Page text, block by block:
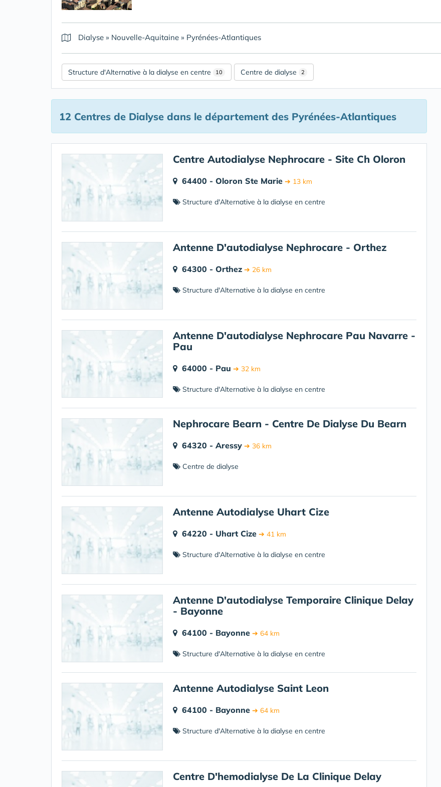
Dialyse » Nouvelle-Aquitaine » Pyrénées-Atlantiques
10
Structure d'Alternative à la dialyse en centre 2
Centre de dialyse
12 Centres de Dialyse dans le département des Pyrénées-Atlantiques
Centre Autodialyse Nephrocare - Site Ch Oloron
64400 - Oloron Ste Marie ➔ 13 km
Structure d'Alternative à la dialyse en centre
Antenne D'autodialyse Nephrocare - Orthez
64300 - Orthez ➔ 26 km
Structure d'Alternative à la dialyse en centre
Antenne D'autodialyse Nephrocare Pau Navarre -
Pau
64000 - Pau ➔ 32 km
Structure d'Alternative à la dialyse en centre
Nephrocare Bearn - Centre De Dialyse Du Bearn
64320 - Aressy ➔ 36 km
Centre de dialyse
Antenne Autodialyse Uhart Cize
64220 - Uhart Cize ➔ 41 km
Structure d'Alternative à la dialyse en centre
Antenne D'autodialyse Temporaire Clinique Delay
- Bayonne
64100 - Bayonne ➔ 64 km
Structure d'Alternative à la dialyse en centre
Antenne Autodialyse Saint Leon
64100 - Bayonne ➔ 64 km
Structure d'Alternative à la dialyse en centre
Centre D'hemodialyse De La Clinique Delay